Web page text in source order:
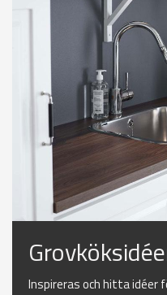
Inspireras och hitta idéer